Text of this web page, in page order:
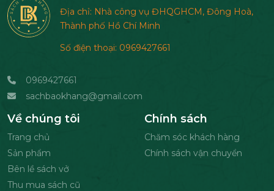
Địa chỉ: Nhà công vụ ĐHQGHCM, Đông Hoà,
Thành phố Hồ Chí Minh
Số điện thoại: 0969427661
0969427661
sachbaokhang@gmail.com
Về chúng tôi
Trang chủ
Sản phẩm
Bên lề sách vở
Thu mua sách cũ
Chính sách
Chăm sóc khách hàng
Chính sách vận chuyển